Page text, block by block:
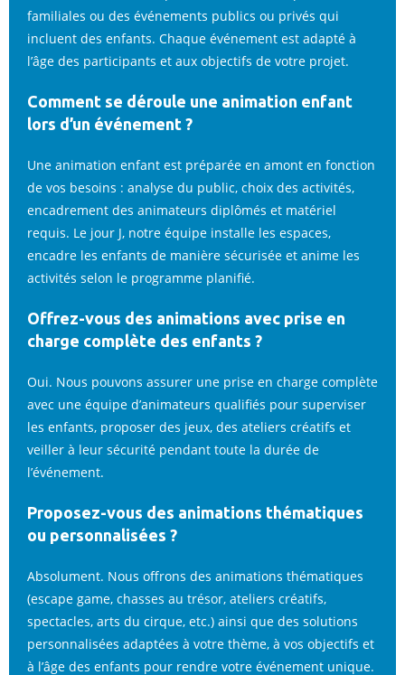
familiales ou des événements publics ou privés qui
incluent des enfants. Chaque événement est adapté à
l’âge des participants et aux objectifs de votre projet.
Comment se déroule une animation enfant
lors d’un événement ?
Une animation enfant est préparée en amont en fonction
de vos besoins : analyse du public, choix des activités,
encadrement des animateurs diplômés et matériel
requis. Le jour J, notre équipe installe les espaces,
encadre les enfants de manière sécurisée et anime les
activités selon le programme planifié.
Offrez-vous des animations avec prise en
charge complète des enfants ?
Oui. Nous pouvons assurer une prise en charge complète
avec une équipe d’animateurs qualifiés pour superviser
les enfants, proposer des jeux, des ateliers créatifs et
veiller à leur sécurité pendant toute la durée de
l’événement.
Proposez-vous des animations thématiques
ou personnalisées ?
Absolument. Nous offrons des animations thématiques
(escape game, chasses au trésor, ateliers créatifs,
spectacles, arts du cirque, etc.) ainsi que des solutions
personnalisées adaptées à votre thème, à vos objectifs et
à l’âge des enfants pour rendre votre événement unique.